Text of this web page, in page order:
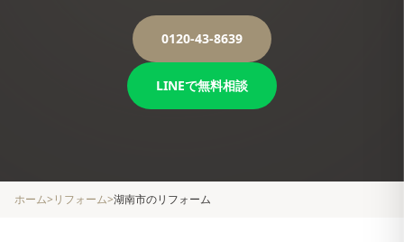
0120-43-8639
LINEで無料相談
ホーム> リフォーム>湖南市のリフォーム